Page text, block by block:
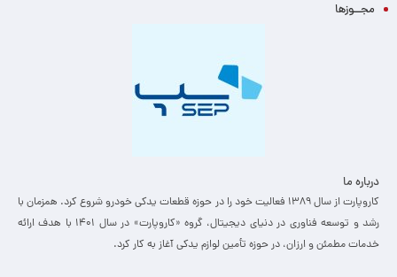
مجــوزها
درباره ما
کاروپارت از سال ۱۳۸۹ فعالیت خود را در حوزه قطعات یدکی خودرو شروع کرد. همزمان با
رشد و توسعه فناوری در دنیای دیجیتال، گروه «کاروپارت» در سال ۱۴۰۱ با هدف ارائه
خدمات مطمئن و ارزان، ­در حوزه تأمین لوازم یدکی آغاز به کار کرد.